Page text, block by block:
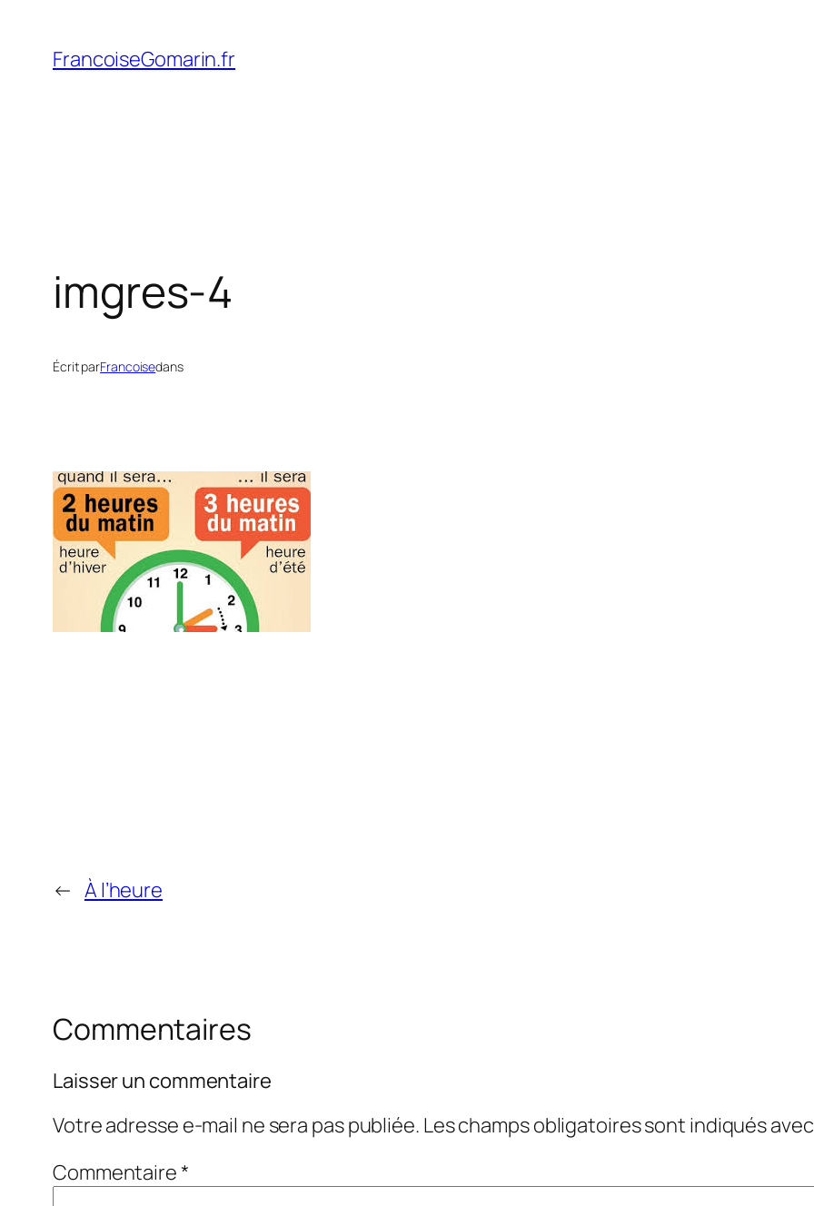
contenu
FrancoiseGomarin.fr
imgres-4
Écrit parFrancoisedans
← À l’heure
Commentaires
Laisser un commentaire
Votre adresse e-mail ne sera pas publiée. Les champs obligatoires sont indiqués
Commentaire*